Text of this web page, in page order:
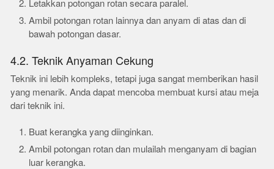
Letakkan potongan rotan secara paralel.
Ambil potongan rotan lainnya dan anyam di atas dan di
bawah potongan dasar.
4.2. Teknik Anyaman Cekung
Teknik ini lebih kompleks, tetapi juga sangat memberikan hasil
yang menarik. Anda dapat mencoba membuat kursi atau meja
dari teknik ini.
Buat kerangka yang diinginkan.
Ambil potongan rotan dan mulailah menganyam di bagian
luar kerangka.